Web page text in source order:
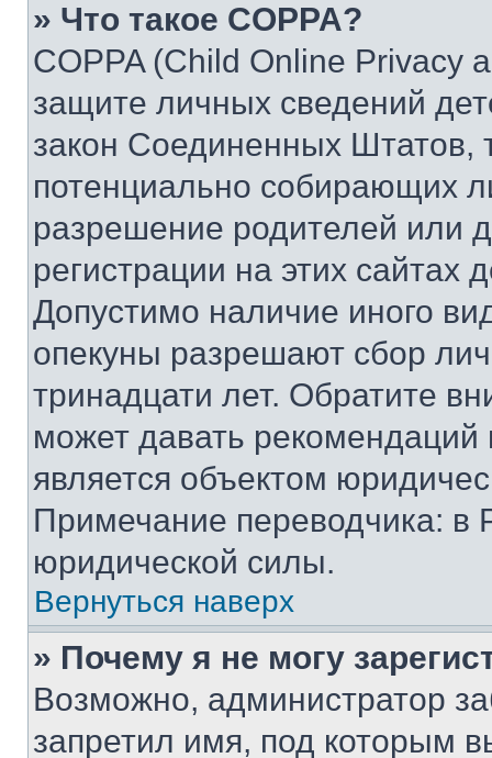
» Что такое COPPA?
COPPA (Child Online Privacy
защите личных сведений
закон Соединенных Штатов,
потенциально собирающих
разрешение родителей или
регистрации на этих сайтах
Допустимо наличие иного
опекуны разрешают сбор
тринадцати лет. Обратите
может давать
является объектом
Примечание переводчика: в
юридической силы.
Вернуться наверх
» Почему я не могу
Возможно, администратор
запретил имя, под которым